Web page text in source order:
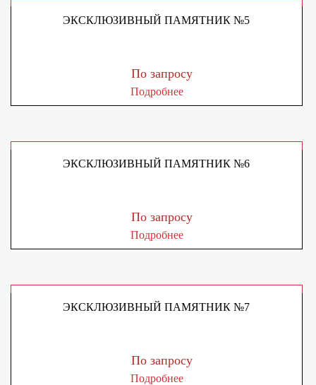
ЭКСКЛЮЗИВНЫЙ ПАМЯТНИК №5
По запросу
Подробнее
ЭКСКЛЮЗИВНЫЙ ПАМЯТНИК №6
По запросу
Подробнее
ЭКСКЛЮЗИВНЫЙ ПАМЯТНИК №7
По запросу
Подробнее